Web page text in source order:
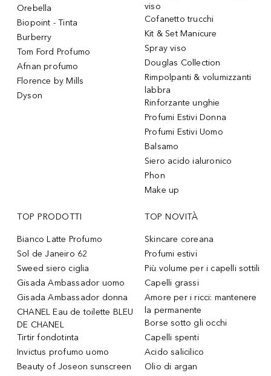
Orebella
Biopoint - Tinta
Burberry
Tom Ford Profumo
Afnan profumo
Florence by Mills
Dyson
viso
Cofanetto trucchi
Kit & Set Manicure
Spray viso
Douglas Collection
Rimpolpanti & volumizzanti
labbra
Rinforzante unghie
Profumi Estivi Donna
Profumi Estivi Uomo
Balsamo
Siero acido ialuronico
Phon
Make up
TOP PRODOTTI
Bianco Latte Profumo
Sol de Janeiro 62
Sweed siero ciglia
Gisada Ambassador uomo
Gisada Ambassador donna
CHANEL Eau de toilette BLEU
DE CHANEL
Tirtir fondotinta
Invictus profumo uomo
Beauty of Joseon sunscreen
TOP NOVITÀ
Skincare coreana
Profumi estivi
Più volume per i capelli sottili
Capelli grassi
Amore per i ricci: mantenere
la permanente
Borse sotto gli occhi
Capelli spenti
Acido salicilico
Olio di argan